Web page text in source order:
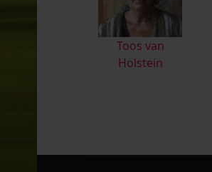
Toos van
Holstein